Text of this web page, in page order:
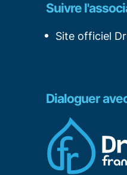
Suivre
Site officiel
Dialoguer